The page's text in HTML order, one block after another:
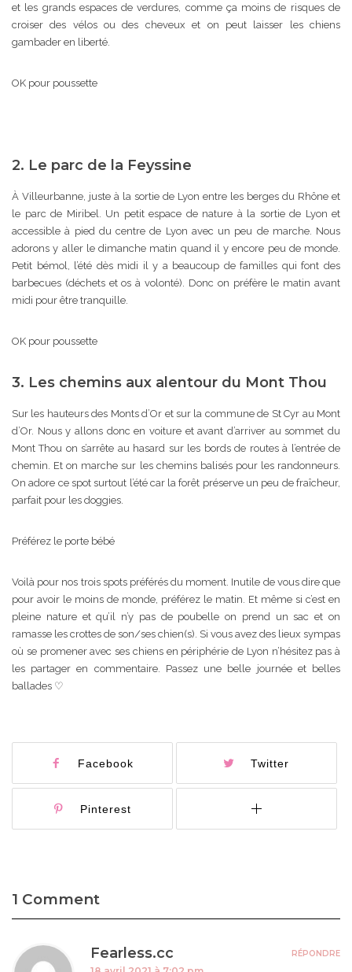
et les grands espaces de verdures, comme ça moins de risques de
croiser des vélos ou des cheveux et on peut laisser les chiens
gambader en liberté.
OK pour poussette
2. Le parc de la Feyssine
À Villeurbanne, juste à la sortie de Lyon entre les berges du Rhône et
le parc de Miribel. Un petit espace de nature à la sortie de Lyon et
accessible à pied du centre de Lyon avec un peu de marche. Nous
adorons y aller le dimanche matin quand il y encore peu de monde.
Petit bémol, l’été dès midi il y a beaucoup de familles qui font des
barbecues (déchets et os à volonté). Donc on préfère le matin avant
midi pour être tranquille.
OK pour poussette
3. Les chemins aux alentour du Mont Thou
Sur les hauteurs des Monts d’Or et sur la commune de St Cyr au Mont
d’Or. Nous y allons donc en voiture et avant d’arriver au sommet du
Mont Thou on s’arrête au hasard sur les bords de routes à l’entrée de
chemin. Et on marche sur les chemins balisés pour les randonneurs.
On adore ce spot surtout l’été car la forêt préserve un peu de fraîcheur,
parfait pour les doggies.
Préférez le porte bébé
Voilà pour nos trois spots préférés du moment. Inutile de vous dire que
pour avoir le moins de monde, préférez le matin. Et même si c’est en
pleine nature et qu’il n’y pas de poubelle on prend un sac et on
ramasse les crottes de son/ses chien(s). Si vous avez des lieux sympas
où se promener avec ses chiens en périphérie de Lyon n’hésitez pas à
les partager en commentaire. Passez une belle journée et belles
ballades ♡
Facebook Twitter
Pinterest
1 Comment
Fearless.cc RÉPONDRE